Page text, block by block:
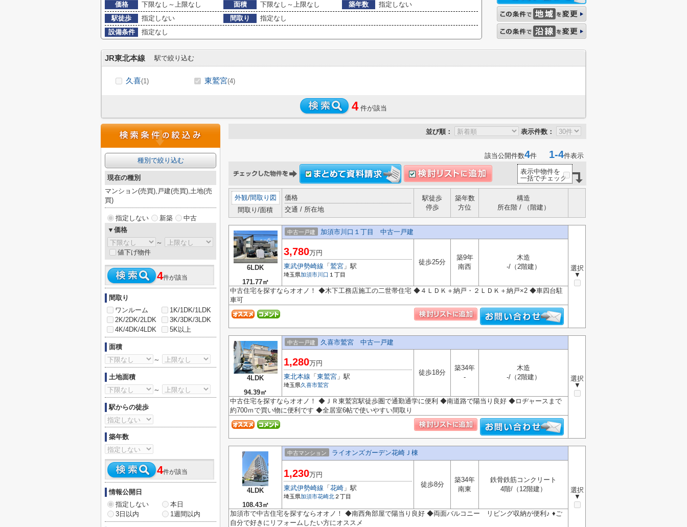
価格
下限なし～上限なし 面積 下限なし～上限なし 築年数
指定しない
駅徒歩
指定しない 間取り
指定なし
設備条件
指定なし
JR東北本線 駅で絞り込む
久喜(1) 東鷲宮(4)
4 件が該当
並び順： 表示件数：
該当公開件数4件 1-4件表示
表示中物件を
一括でチェック
外観/間取り図
間取り/面積
価格
交通 / 所在地
駅徒歩
停歩
築年数
方位
構造
所在階 / （階建）
6LDK
171.77㎡
中古一戸建 加須市川口１丁目 中古一戸建
選択
▼
3,780万円
東武伊勢崎線 「 鷲宮 」駅
埼玉県加須市川口 １丁目
徒歩25分
築9年
南西
木造
-/（2階建）
中古住宅を探すならオオノ！ ◆木下工務店施工の二世帯住宅 ◆４ＬＤＫ＋納戸・２ＬＤＫ＋納戸×2 ◆車四台駐
車可
4LDK
94.39㎡
中古一戸建 久喜市鷲宮 中古一戸建
選択
▼
1,280万円
東北本線 「 東鷲宮 」駅
埼玉県久喜市鷲宮
徒歩18分
築34年
-
木造
-/（2階建）
中古住宅を探すならオオノ！ ◆ＪＲ東鷲宮駅徒歩圏で通勤通学に便利 ◆南道路で陽当り良好 ◆ロヂャースまで
約700ｍで買い物に便利です ◆全居室6帖で使いやすい間取り
4LDK
108.43㎡
中古マンション ライオンズガーデン花崎Ｊ棟
選択
▼
1,230万円
東武伊勢崎線 「 花崎 」駅
埼玉県加須市花崎北 ２丁目
徒歩8分
築34年
南東
鉄骨鉄筋コンクリート
4階/（12階建）
加須市で中古住宅を探すならオオノ！ ◆南西角部屋で陽当り良好 ◆両面バルコニー リビング収納が便利♪ ♦ご
自分で好きにリフォームしたい方にオススメ
種別で絞り込む
現在の種別
マンション(売買),戸建(売買),土地(売
買)
指定しない 新築
中古
▼価格
～
値下げ物件
4件が該当
間取り
ワンルーム
1K/1DK/1LDK
2K/2DK/2LDK
3K/3DK/3LDK
4K/4DK/4LDK
5K以上
面積
～
土地面積
～
駅からの徒歩
築年数
4件が該当
情報公開日
指定しない
本日
3日以内
1週間以内